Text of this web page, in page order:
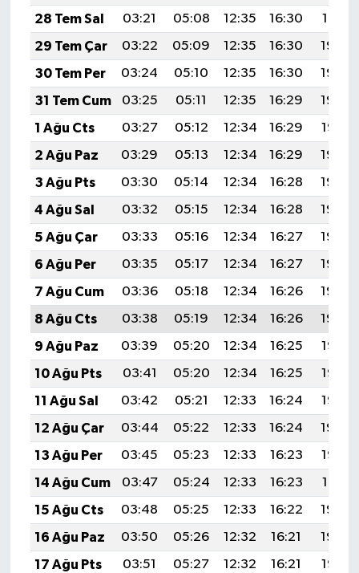
28 Tem Sal
03:21 05:08 12:35 16:30
19:51
29 Tem Çar
03:22 05:09 12:35 16:30
19:50
30 Tem Per
03:24 05:10 12:35 16:30
19:49
31 Tem Cum
03:25 05:11 12:35 16:29
19:48
1 Ağu Cts
03:27 05:12 12:34 16:29
19:47
2 Ağu Paz
03:29 05:13 12:34 16:29
19:46
3 Ağu Pts
03:30 05:14 12:34 16:28
19:45
4 Ağu Sal
03:32 05:15 12:34 16:28
19:44
5 Ağu Çar
03:33 05:16 12:34 16:27
19:43
6 Ağu Per
03:35 05:17 12:34 16:27
19:42
7 Ağu Cum
03:36 05:18 12:34 16:26
19:40
8 Ağu Cts
03:38 05:19 12:34 16:26
19:39
9 Ağu Paz
03:39 05:20 12:34 16:25
19:38
10 Ağu Pts
03:41 05:20 12:34 16:25
19:37
11 Ağu Sal
03:42 05:21 12:33 16:24
19:35
12 Ağu Çar
03:44 05:22 12:33 16:24
19:34
13 Ağu Per
03:45 05:23 12:33 16:23
19:33
14 Ağu Cum
03:47 05:24 12:33 16:23
19:31
15 Ağu Cts
03:48 05:25 12:33 16:22
19:30
16 Ağu Paz
03:50 05:26 12:32 16:21
19:29
17 Ağu Pts
03:51 05:27 12:32 16:21
19:27